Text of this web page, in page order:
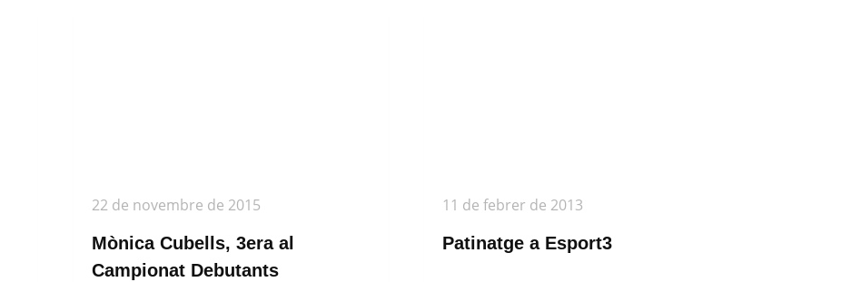
22 de novembre de 2015
Mònica Cubells, 3era al
Campionat Debutants
11 de febrer de 2013
Patinatge a Esport3